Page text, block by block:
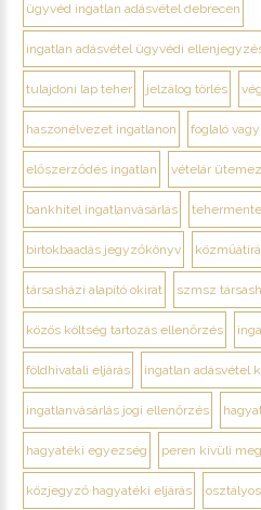
ügyvéd ingatlan adásvétel debrecen
ingatlan adásvétel ügyvédi
tulajdoni lap teher jelzálog törlés
haszonélvezet ingatlanon foglaló
előszerződés ingatlan vételár
bankhitel ingatlanvásárlás
birtokbaadás jegyzőkönyv
társasházi alapító okirat szmsz
közös költség tartozás ellenőrzés
földhivatali eljárás ingatlan adásvétel
ingatlanvásárlás jogi ellenőrzés
hagyatéki egyezség peren kívüli
közjegyző hagyatéki eljárás